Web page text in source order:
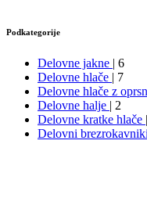
Podkategorije
Delovne jakne | 6
Delovne hlače | 7
Delovne hlače z
Delovne halje | 2
Delovne kratke hlače
Delovni brezrokavniki